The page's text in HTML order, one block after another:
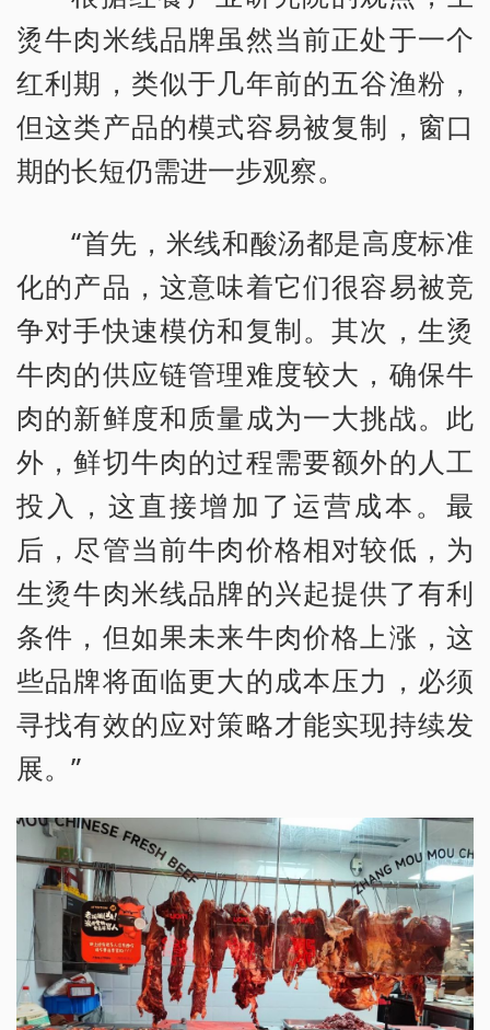
烫牛肉米线品牌虽然当前正处于一个
红利期，类似于几年前的五谷渔粉，
但这类产品的模式容易被复制，窗口
期的长短仍需进一步观察。
“首先，米线和酸汤都是高度标准
化的产品，这意味着它们很容易被竞
争对手快速模仿和复制。其次，生烫
牛肉的供应链管理难度较大，确保牛
肉的新鲜度和质量成为一大挑战。此
外，鲜切牛肉的过程需要额外的人工
投入，这直接增加了运营成本。最
后，尽管当前牛肉价格相对较低，为
生烫牛肉米线品牌的兴起提供了有利
条件，但如果未来牛肉价格上涨，这
些品牌将面临更大的成本压力，必须
寻找有效的应对策略才能实现持续发
展。”